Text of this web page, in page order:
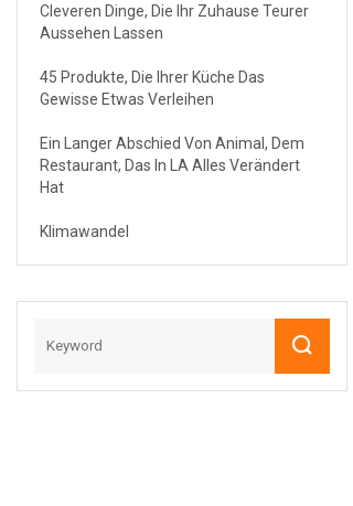
Cleveren Dinge, Die Ihr Zuhause Teurer
Aussehen Lassen
45 Produkte, Die Ihrer Küche Das
Gewisse Etwas Verleihen
Ein Langer Abschied Von Animal, Dem
Restaurant, Das In LA Alles Verändert
Hat
Klimawandel